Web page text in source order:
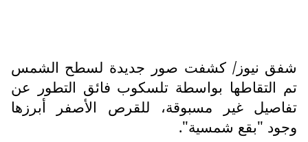
شفق نيوز/ كشفت صور جديدة لسطح الشمس
تم التقاطها بواسطة تلسكوب فائق التطور عن
تفاصيل غير مسبوقة، للقرص الأصفر أبرزها
وجود "بقع شمسية".